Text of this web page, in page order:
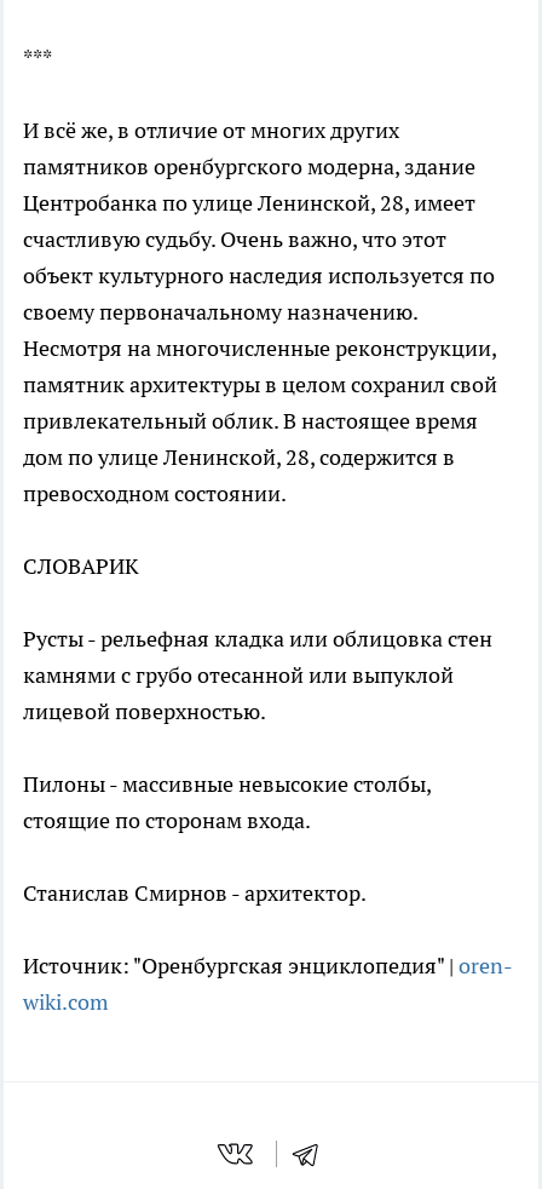
***
И всё же, в отличие от многих других
памятников оренбургского модерна, здание
Центробанка по улице Ленинской, 28, имеет
счастливую судьбу. Очень важно, что этот
объект культурного наследия используется по
своему первоначальному назначению.
Несмотря на многочисленные реконструкции,
памятник архитектуры в целом сохранил свой
привлекательный облик. В настоящее время
дом по улице Ленинской, 28, содержится в
превосходном состоянии.
СЛОВАРИК
Русты - рельефная кладка или облицовка стен
камнями с грубо отесанной или выпуклой
лицевой поверхностью.
Пилоны - массивные невысокие столбы,
стоящие по сторонам входа.
Станислав Смирнов - архитектор.
Источник: "Оренбургская энциклопедия" | oren-
wiki.com